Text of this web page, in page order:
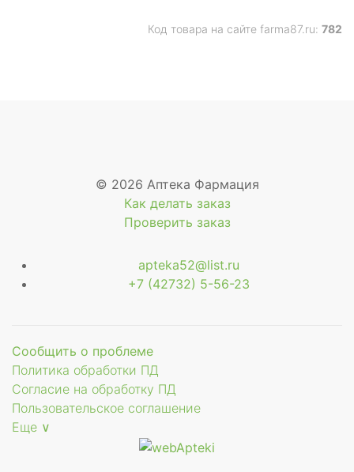
Код товара на сайте farma87.ru: 782
© 2026 Аптека Фармация
Как делать заказ
Проверить заказ
apteka52@list.ru
+7 (42732) 5-56-23
Сообщить о проблеме
Политика обработки ПД
Согласие на обработку ПД
Пользовательское соглашение
Еще ∨